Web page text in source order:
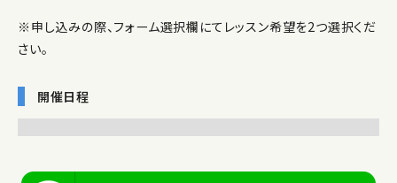
※申し込みの際、フォーム選択欄にてレッスン希望を2つ選択くだ
さい。
開催日程